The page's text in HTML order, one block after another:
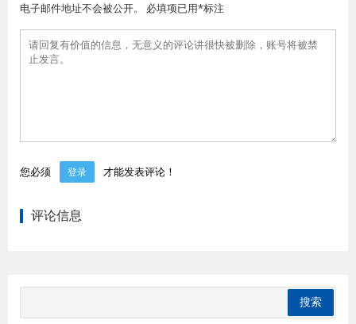
电子邮件地址不会被公开。 必填项已用*标注
您必须 登录 才能发表评论！
评论信息